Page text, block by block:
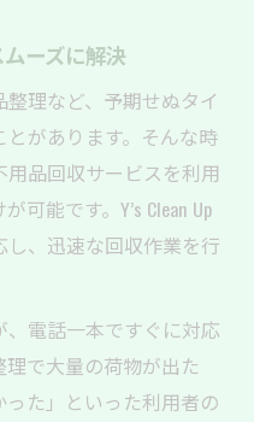
ーズに解決
理など、予期せぬタイ
があります。そんな時
品回収サービスを利用
可能です。Y’s Clean Up
、迅速な回収作業を行
、電話一本ですぐに対応
で大量の荷物が出た
た」といった利用者の